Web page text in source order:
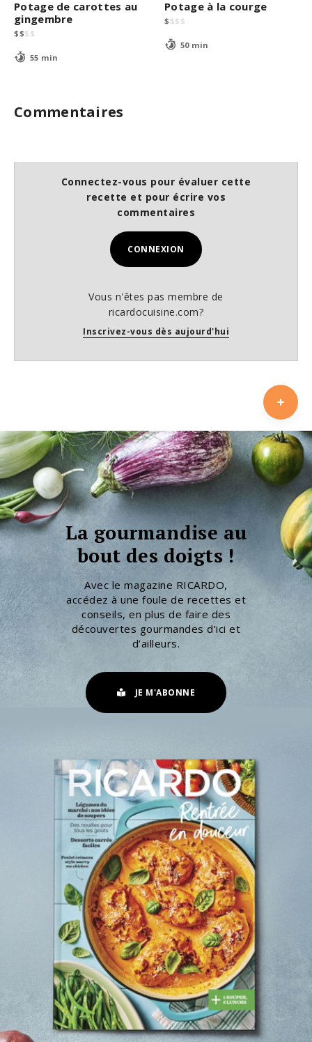
Potage de carottes au
gingembre
$$$ $
55 min
Potage à la courge
$ $$ $
50 min
Commentaires
Connectez-vous pour évaluer cette
recette et pour écrire vos
commentaires
CONNEXION
Vous n'êtes pas membre de
ricardocuisine.com?
Inscrivez-vous dès aujourd'hui
La gourmandise au
bout des doigts !
Avec le magazine RICARDO,
accédez à une foule de recettes et
conseils, en plus de faire des
découvertes gourmandes d’ici et
d’ailleurs.
JE M'ABONNE